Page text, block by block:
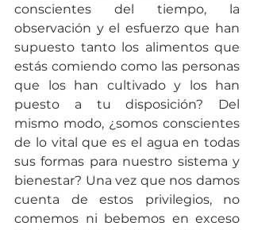
conscientes del tiempo, la
observación y el esfuerzo que han
supuesto tanto los alimentos que
estás comiendo como las personas
que los han cultivado y los han
puesto a tu disposición? Del
mismo modo, ¿somos conscientes
de lo vital que es el agua en todas
sus formas para nuestro sistema y
bienestar? Una vez que nos damos
cuenta de estos privilegios, no
comemos ni bebemos en exceso